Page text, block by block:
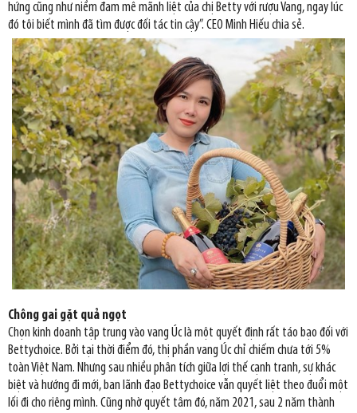
hứng cũng như niềm đam mê mãnh liệt của chị Betty với rượu Vang, ngay lúc
đó tôi biết mình đã tìm được đối tác tin cậy”. CEO Minh Hiếu chia sẻ.
Chông gai gặt quả ngọt
Chọn kinh doanh tập trung vào vang Úc là một quyết định rất táo bạo đối với
Bettychoice. Bởi tại thời điểm đó, thị phần vang Úc chỉ chiếm chưa tới 5%
toàn Việt Nam. Nhưng sau nhiều phân tích giữa lợi thế cạnh tranh, sự khác
biệt và hướng đi mới, ban lãnh đạo Bettychoice vẫn quyết liệt theo đuổi một
lối đi cho riêng mình. Cũng nhờ quyết tâm đó, năm 2021, sau 2 năm thành